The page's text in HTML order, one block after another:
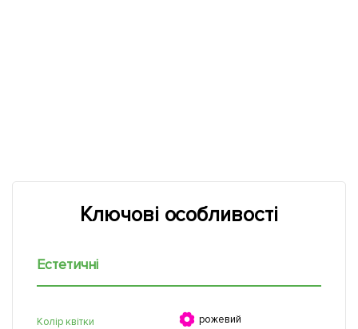
Ключові особливості
Естетичні
Колір квітки  рожевий